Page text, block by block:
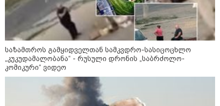
კიევი ისევ სასტიკად დაიბომბა -
ამდენი ბალისტიკური რაკეტა
მსოფლიოს არც ერთი ქალაქისკენ
ანტირეკორდი
შტურმი ტვინზე და პოლიტიკური
პოლარიზაციის მეტასტაზები: რა
ემართება ადამიანის ფსიქიკას,
როდესაც მედიიდან და
საზამთროს გამყიდველთან სამკვდრო-სასიცოცხლო
„კუკუდამალობანა“ - რუსული დრონის „საბრძოლო-
კომიკური“ ვიდეო